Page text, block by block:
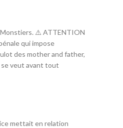
Monstiers. ⚠️ ATTENTION
qui impose
des mother and father,
veut avant tout
mettait en relation